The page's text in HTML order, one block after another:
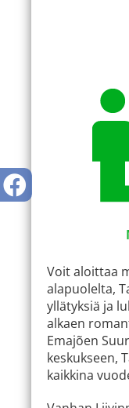
Voit aloittaa
alapuolelta,
yllätyksiä ja
alkaen
Emajõen
keskukseen,
kaikkina